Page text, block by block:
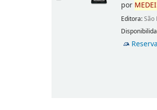
por MEDE
Editora:São
Disponibilida